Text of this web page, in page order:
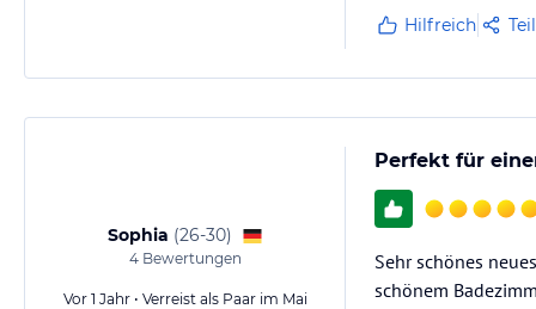
Hilfreich
Sophia (26-30)
4 Bewertungen
Vor 1 Jahr • Verreist als Paar im Mai
Perfekt für
Sehr schönes
schönem